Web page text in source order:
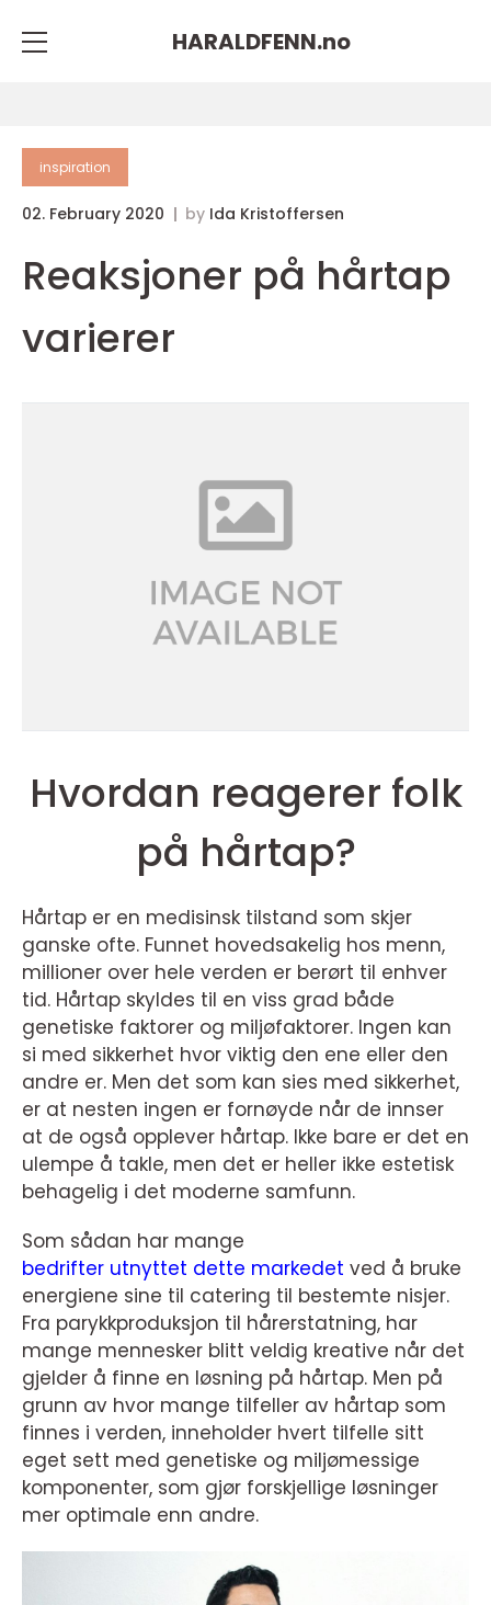
HARALDFENN.no
inspiration
02. February 2020 by Ida Kristoffersen
Reaksjoner på hårtap
varierer
Hvordan reagerer folk
på hårtap?
Hårtap er en medisinsk tilstand som skjer
ganske ofte. Funnet hovedsakelig hos menn,
millioner over hele verden er berørt til enhver
tid. Hårtap skyldes til en viss grad både
genetiske faktorer og miljøfaktorer. Ingen kan
si med sikkerhet hvor viktig den ene eller den
andre er. Men det som kan sies med sikkerhet,
er at nesten ingen er fornøyde når de innser
at de også opplever hårtap. Ikke bare er det en
ulempe å takle, men det er heller ikke estetisk
behagelig i det moderne samfunn.
Som sådan har mange
bedrifter utnyttet dette markedet ved å bruke
energiene sine til catering til bestemte nisjer.
Fra parykkproduksjon til hårerstatning, har
mange mennesker blitt veldig kreative når det
gjelder å finne en løsning på hårtap. Men på
grunn av hvor mange tilfeller av hårtap som
finnes i verden, inneholder hvert tilfelle sitt
eget sett med genetiske og miljømessige
komponenter, som gjør forskjellige løsninger
mer optimale enn andre.